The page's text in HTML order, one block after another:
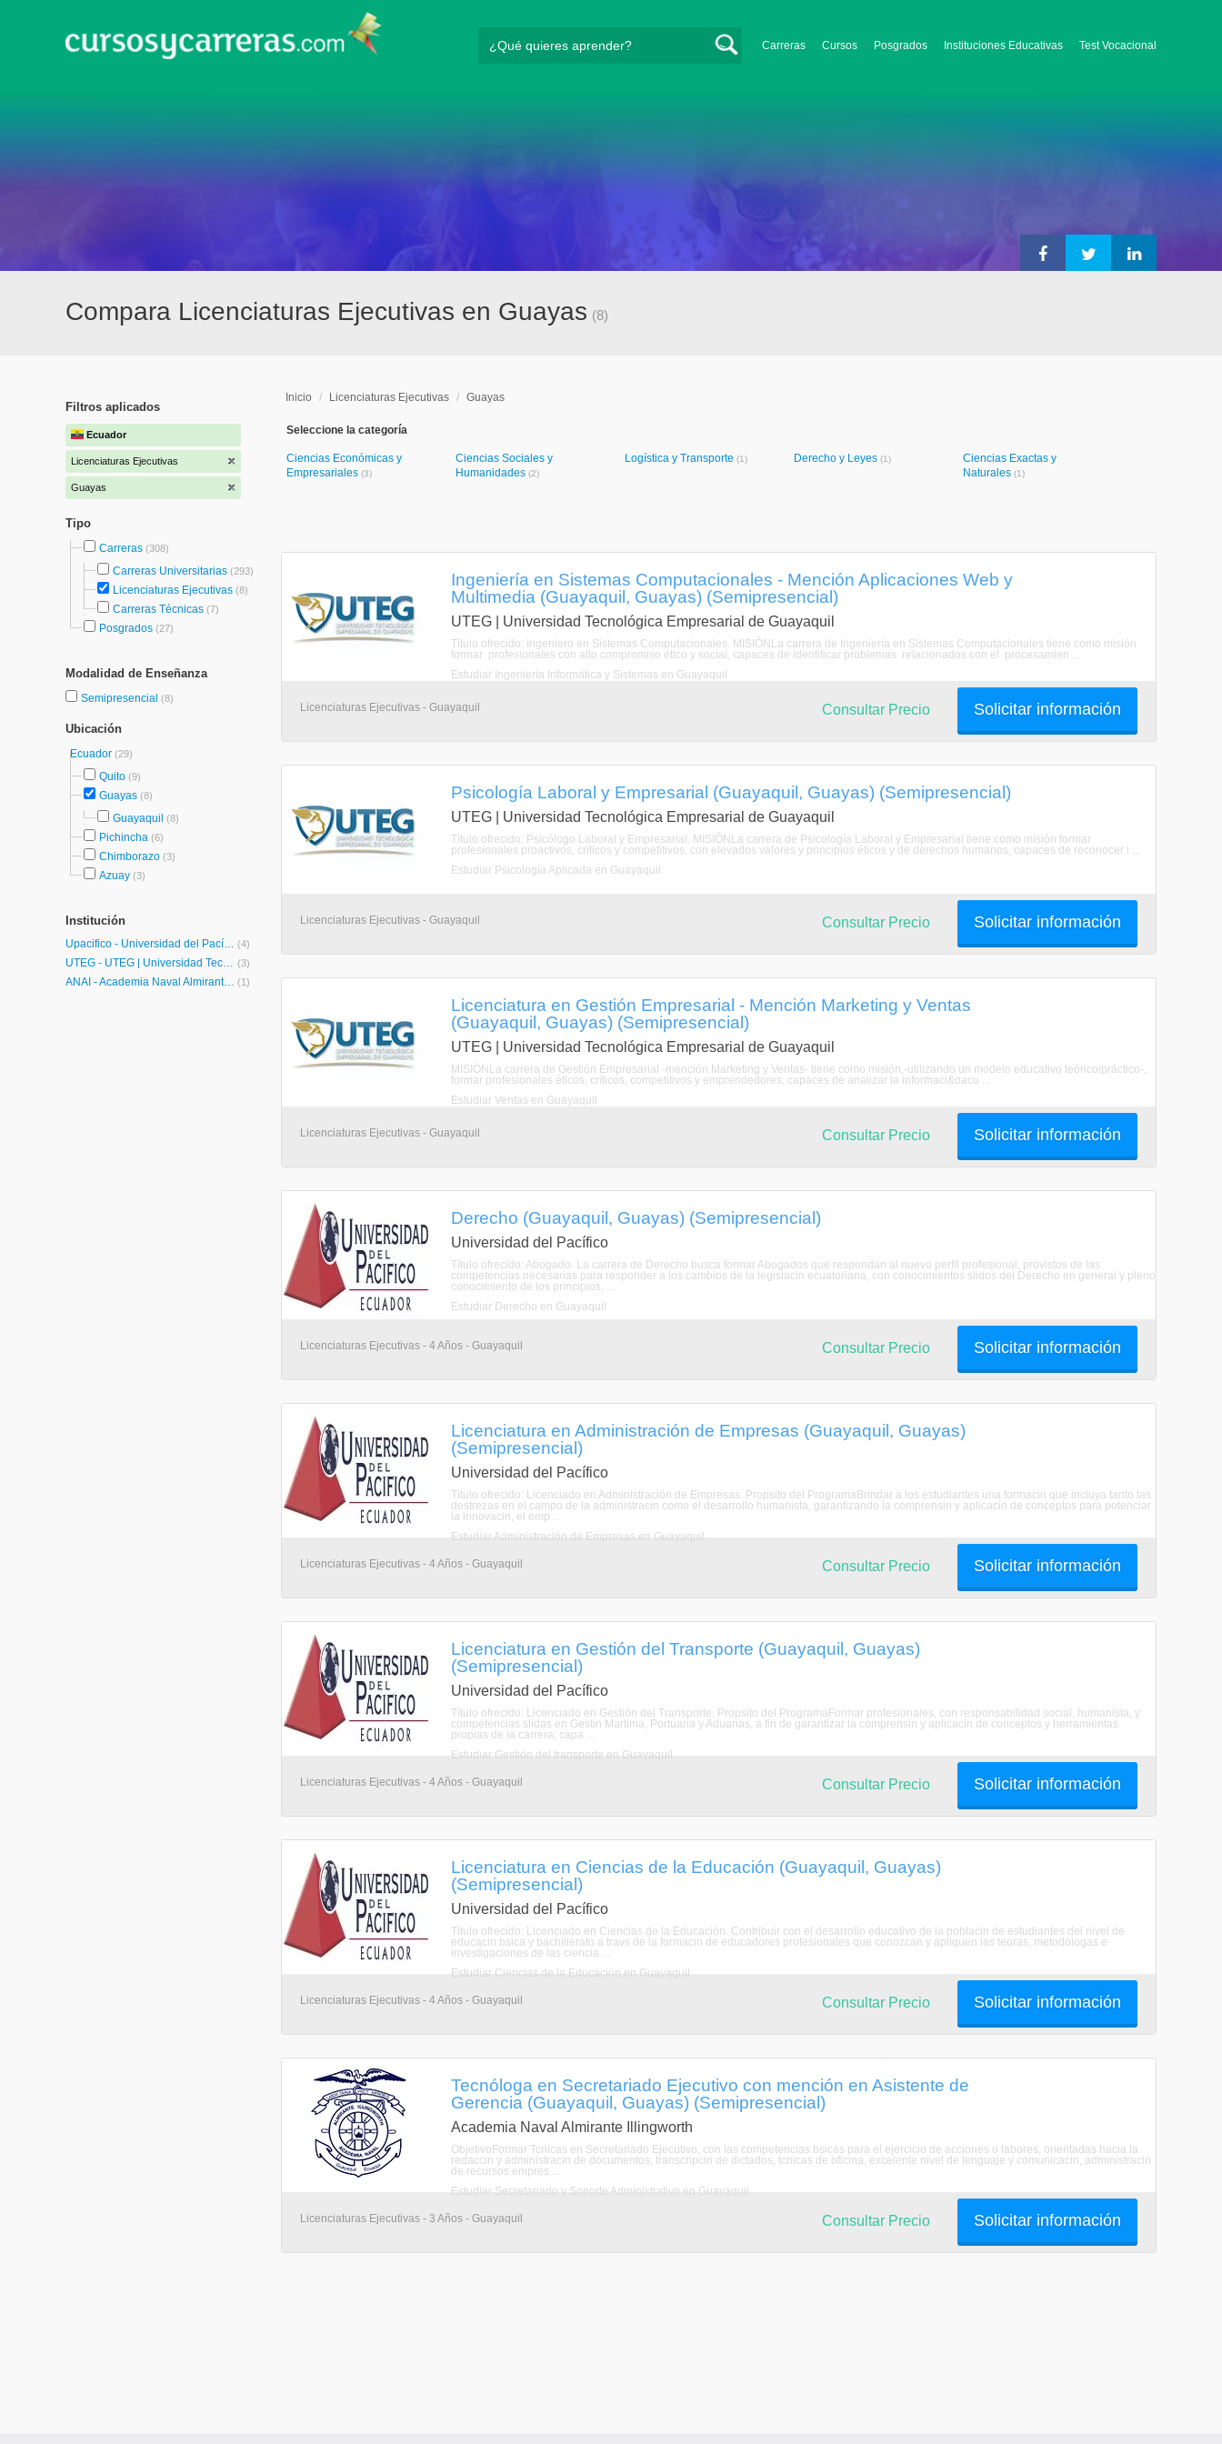
Carreras Cursos Posgrados Instituciones Educativas Test Vocacional
Compara Licenciaturas Ejecutivas en Guayas (8)
Filtros aplicados
Ecuador
Licenciaturas Ejecutivas
Guayas
Tipo
Carreras (308)
Carreras Universitarias (293)
Licenciaturas Ejecutivas (8)
Carreras Técnicas (7)
Posgrados (27)
Modalidad de Enseñanza
Semipresencial (8)
Ubicación
Ecuador (29)
Quito (9)
Guayas (8)
Guayaquil (8)
Pichincha (6)
Chimborazo (3)
Azuay (3)
Institución
Upacifico - Universidad del Pacífico (4)
UTEG - UTEG | Universidad Tecnológica Empresarial de Guayaquil (3)
ANAI - Academia Naval Almirante Illingworth (1)
Inicio / Licenciaturas Ejecutivas / Guayas
Seleccione la categoría
Ciencias Económicas y
Empresariales (3)
Ciencias Sociales y
Humanidades (2)
Logística y Transporte (1) Derecho y Leyes (1)
Ciencias Exactas y
Naturales (1)
Ingeniería en Sistemas Computacionales - Mención Aplicaciones Web y
Multimedia (Guayaquil, Guayas) (Semipresencial)
UTEG | Universidad Tecnológica Empresarial de Guayaquil
Título ofrecido: Ingeniero en Sistemas Computacionales. MISIÓNLa carrera de Ingeniería en Sistemas Computacionales tiene como misión
formar profesionales con alto compromiso ético y social, capaces de identificar problemas relacionados con el procesamien ...
Estudiar Ingeniería Informática y Sistemas en Guayaquil
Licenciaturas Ejecutivas - Guayaquil Solicitar información
Consultar Precio
Psicología Laboral y Empresarial (Guayaquil, Guayas) (Semipresencial)
UTEG | Universidad Tecnológica Empresarial de Guayaquil
Título ofrecido: Psicólogo Laboral y Empresarial. MISIÓNLa carrera de Psicología Laboral y Empresarial tiene como misión formar
profesionales proactivos, críticos y competitivos, con elevados valores y principios éticos y de derechos humanos, capaces de reconocer l ...
Estudiar Psicología Aplicada en Guayaquil
Licenciaturas Ejecutivas - Guayaquil Solicitar información
Consultar Precio
Licenciatura en Gestión Empresarial - Mención Marketing y Ventas
(Guayaquil, Guayas) (Semipresencial)
UTEG | Universidad Tecnológica Empresarial de Guayaquil
MISIÓNLa carrera de Gestión Empresarial -mención Marketing y Ventas- tiene como misión,-utilizando un modelo educativo teórico/práctico-,
formar profesionales éticos, críticos, competitivos y emprendedores, capaces de analizar la informaci&oacu ...
Estudiar Ventas en Guayaquil
Licenciaturas Ejecutivas - Guayaquil Solicitar información
Consultar Precio
Derecho (Guayaquil, Guayas) (Semipresencial)
Universidad del Pacífico
Título ofrecido: Abogado. La carrera de Derecho busca formar Abogados que respondan al nuevo perfil profesional, provistos de las
competencias necesarias para responder a los cambios de la legislacin ecuatoriana, con conocimientos slidos del Derecho en general y pleno
conocimiento de los principios, ...
Estudiar Derecho en Guayaquil
Licenciaturas Ejecutivas - 4 Años - Guayaquil Solicitar información
Consultar Precio
Licenciatura en Administración de Empresas (Guayaquil, Guayas)
(Semipresencial)
Universidad del Pacífico
Título ofrecido: Licenciado en Administración de Empresas. Propsito del ProgramaBrindar a los estudiantes una formacin que incluya tanto las
destrezas en el campo de la administracin como el desarrollo humanista, garantizando la comprensin y aplicacin de conceptos para potenciar
la innovacin, el emp ...
Estudiar Administración de Empresas en Guayaquil
Licenciaturas Ejecutivas - 4 Años - Guayaquil Solicitar información
Consultar Precio
Licenciatura en Gestión del Transporte (Guayaquil, Guayas)
(Semipresencial)
Universidad del Pacífico
Título ofrecido: Licenciado en Gestión del Transporte. Propsito del ProgramaFormar profesionales, con responsabilidad social, humanista, y
competencias slidas en Gestin Martima, Portuaria y Aduanas, a fin de garantizar la comprensin y aplicacin de conceptos y herramientas
propias de la carrera; capa ...
Estudiar Gestión del transporte en Guayaquil
Licenciaturas Ejecutivas - 4 Años - Guayaquil Solicitar información
Consultar Precio
Licenciatura en Ciencias de la Educación (Guayaquil, Guayas)
(Semipresencial)
Universidad del Pacífico
Título ofrecido: Licenciado en Ciencias de la Educación. Contribuir con el desarrollo educativo de la poblacin de estudiantes del nivel de
educacin bsica y bachillerato a travs de la formacin de educadores profesionales que conozcan y apliquen las teoras, metodologas e
investigaciones de las ciencia ...
Estudiar Ciencias de la Educación en Guayaquil
Licenciaturas Ejecutivas - 4 Años - Guayaquil Solicitar información
Consultar Precio
Tecnóloga en Secretariado Ejecutivo con mención en Asistente de
Gerencia (Guayaquil, Guayas) (Semipresencial)
Academia Naval Almirante Illingworth
ObjetivoFormar Tcnicas en Secretariado Ejecutivo, con las competencias bsicas para el ejercicio de acciones o labores, orientadas hacia la
redaccin y administracin de documentos, transcripcin de dictados, tcnicas de oficina, excelente nivel de lenguaje y comunicacin, administracin
de recursos empres ...
Estudiar Secretariado y Soporte Administrativo en Guayaquil
Licenciaturas Ejecutivas - 3 Años - Guayaquil Solicitar información
Consultar Precio